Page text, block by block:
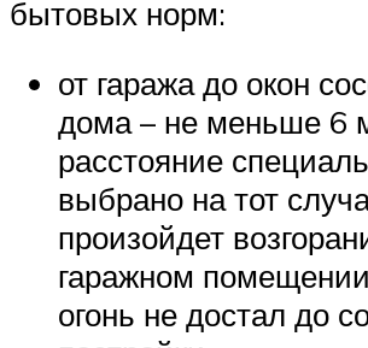
бытовых норм:
от гаража до окон
дома – не меньше 6
расстояние
выбрано на тот
произойдет
гаражном
огонь не достал до